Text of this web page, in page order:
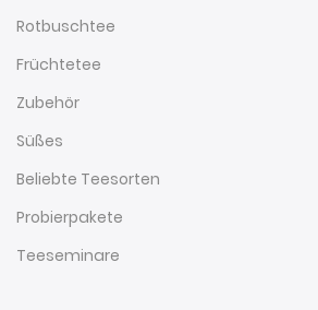
Rotbuschtee
Früchtetee
Zubehör
Süßes
Beliebte Teesorten
Probierpakete
Teeseminare